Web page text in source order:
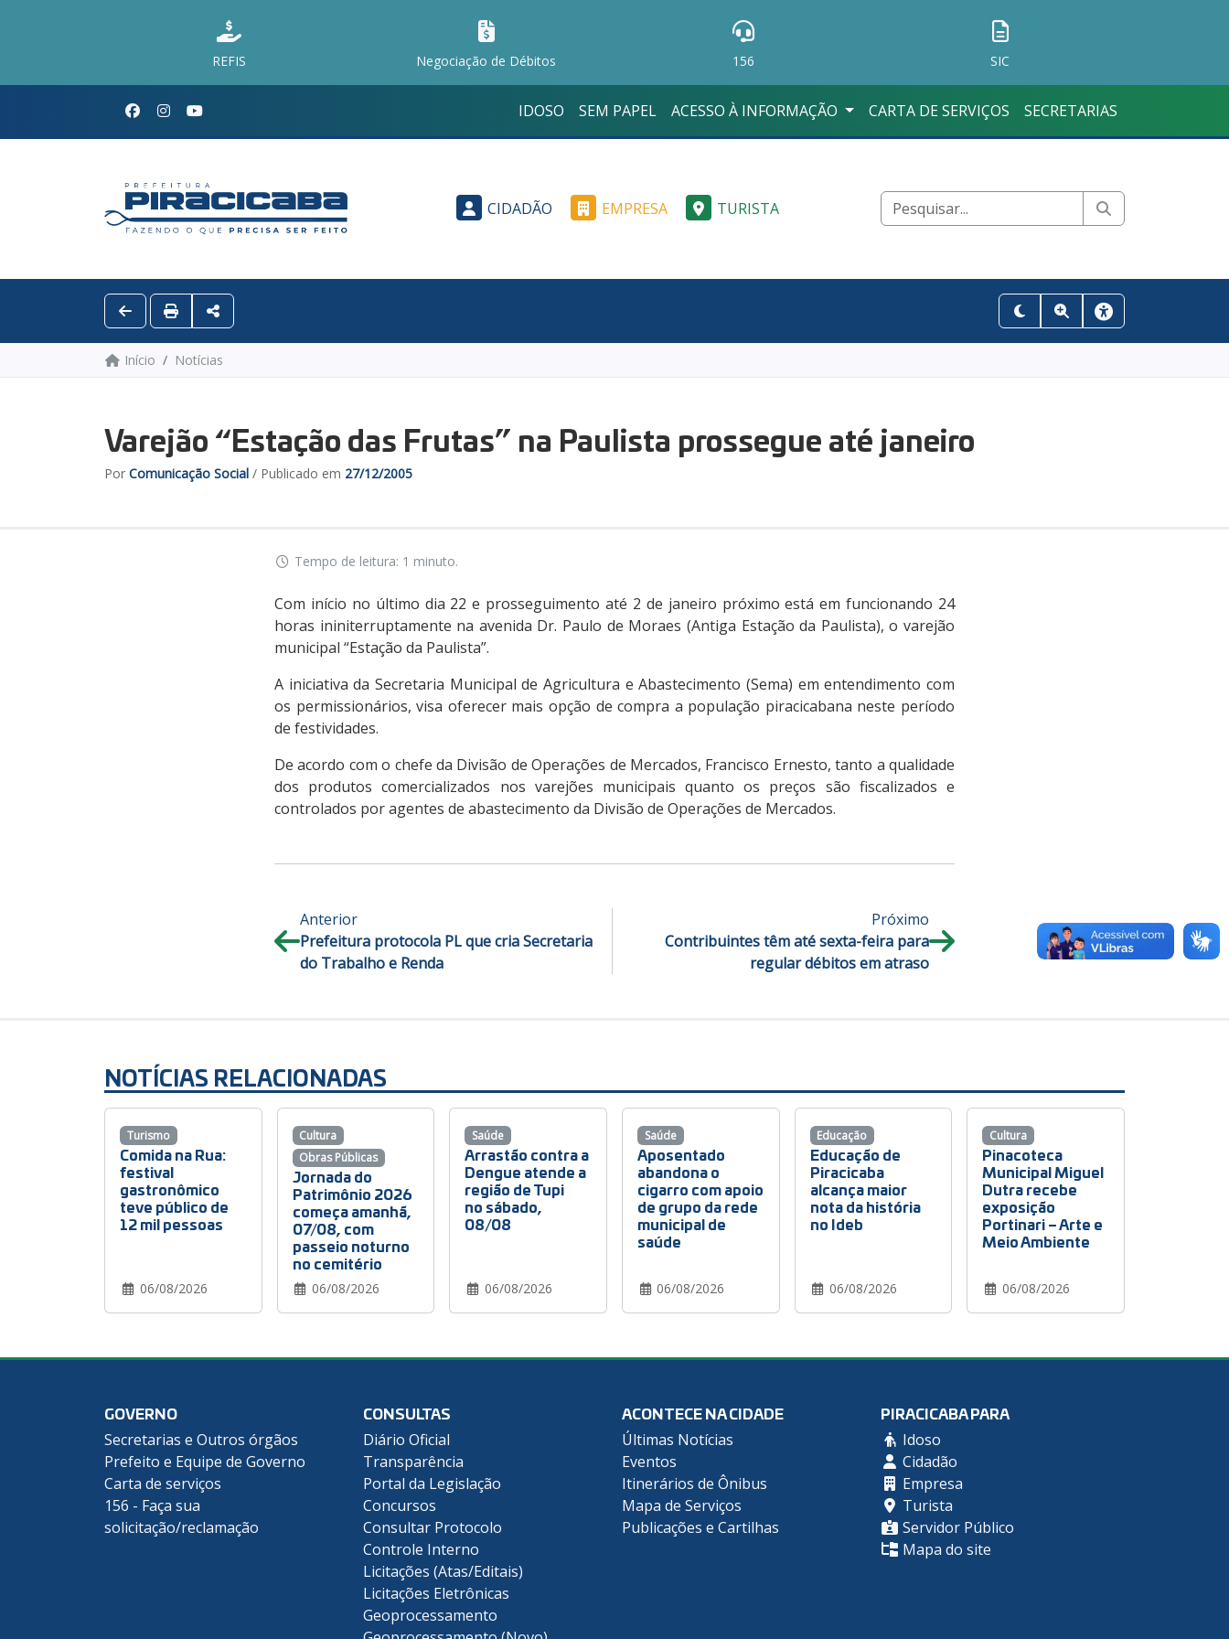
REFIS Negociação de Débitos 156 SIC
IDOSO SEM PAPEL ACESSO À INFORMAÇÃO CARTA DE SERVIÇOS SECRETARIAS
CIDADÃO EMPRESA TURISTA
Início Notícias
Varejão “Estação das Frutas” na Paulista prossegue até janeiro
Por Comunicação Social / Publicado em 27/12/2005
Tempo de leitura: 1 minuto.
Com início no último dia 22 e prosseguimento até 2 de janeiro próximo está em funcionando 24
horas ininiterruptamente na avenida Dr. Paulo de Moraes (Antiga Estação da Paulista), o varejão
municipal “Estação da Paulista”.
A iniciativa da Secretaria Municipal de Agricultura e Abastecimento (Sema) em entendimento com
os permissionários, visa oferecer mais opção de compra a população piracicabana neste período
de festividades.
De acordo com o chefe da Divisão de Operações de Mercados, Francisco Ernesto, tanto a qualidade
dos produtos comercializados nos varejões municipais quanto os preços são fiscalizados e
controlados por agentes de abastecimento da Divisão de Operações de Mercados.
Anterior
Prefeitura protocola PL que cria Secretaria
do Trabalho e Renda
Próximo
Contribuintes têm até sexta-feira para
regular débitos em atraso
NOTÍCIAS RELACIONADAS
Comida na Rua:
festival
gastronômico
teve público de
12 mil pessoas
06/08/2026
Turismo
Jornada do
Patrimônio 2026
começa amanhã,
07/08, com
passeio noturno
no cemitério
06/08/2026
Cultura
Obras Públicas
Arrastão contra a
Dengue atende a
região de Tupi
no sábado,
08/08
06/08/2026
Saúde
Aposentado
abandona o
cigarro com apoio
de grupo da rede
municipal de
saúde
06/08/2026
Saúde
Educação de
Piracicaba
alcança maior
nota da história
no Ideb
06/08/2026
Educação
Pinacoteca
Municipal Miguel
Dutra recebe
exposição
Portinari – Arte e
Meio Ambiente
06/08/2026
Cultura
GOVERNO
Secretarias e Outros órgãos
Prefeito e Equipe de Governo
Carta de serviços
156 - Faça sua
solicitação/reclamação
CONSULTAS
Diário Oficial
Transparência
Portal da Legislação
Concursos
Consultar Protocolo
Controle Interno
Licitações (Atas/Editais)
Licitações Eletrônicas
Geoprocessamento
ACONTECE NA CIDADE
Últimas Notícias
Eventos
Itinerários de Ônibus
Mapa de Serviços
Publicações e Cartilhas
PIRACICABA PARA
Idoso
Cidadão
Empresa
Turista
Servidor Público
Mapa do site